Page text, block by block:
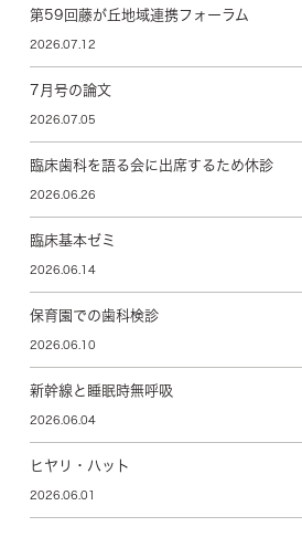
第59回藤が丘地域連携フォーラム
2026.07.12
7月号の論文
2026.07.05
臨床歯科を語る会に出席するため休診
2026.06.26
臨床基本ゼミ
2026.06.14
保育園での歯科検診
2026.06.10
新幹線と睡眠時無呼吸
2026.06.04
ヒヤリ・ハット
2026.06.01